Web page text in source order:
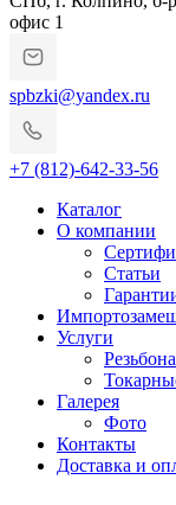
офис 1
spbzki@yandex.ru
+7 (812)-642-33-56
Каталог
О компании
Статьи
Услуги
Галерея
Фото
Контакты
Доставка и